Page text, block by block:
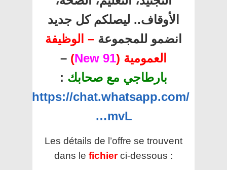
الأوقاف.. ليصلكم كل جديد
انضمو للمجموعة – الوظيفة
العمومية (91 New
)
–
بارطاجي مع صحابك :
https://chat.whatsapp.com/
…mvL
Les détails de l’offre se trouvent
dans le fichier ci-dessous :